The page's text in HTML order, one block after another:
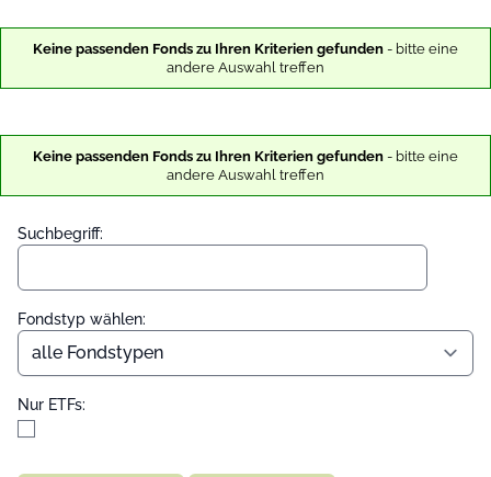
Keine passenden Fonds zu Ihren Kriterien gefunden- bitte eine
andere Auswahl treffen
Keine passenden Fonds zu Ihren Kriterien gefunden- bitte eine
andere Auswahl treffen
Suchbegriff:
Fondstyp wählen:
Nur ETFs: